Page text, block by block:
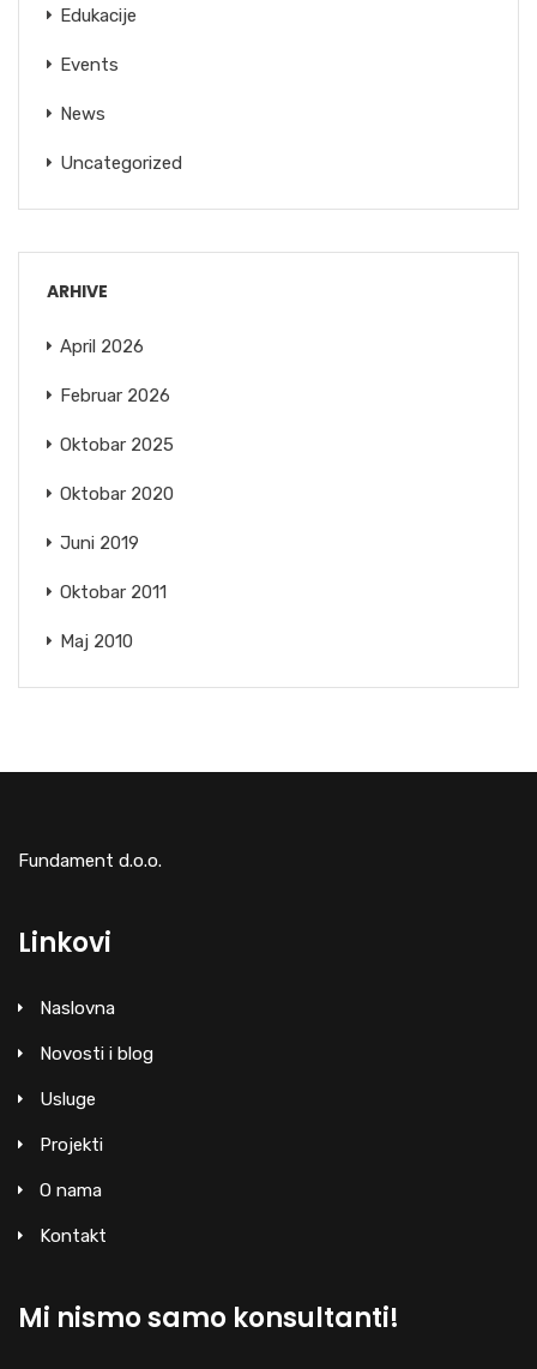
Edukacije
Events
News
Uncategorized
ARHIVE
April 2026
Februar 2026
Oktobar 2025
Oktobar 2020
Juni 2019
Oktobar 2011
Maj 2010
Fundament d.o.o.
Linkovi
Naslovna
Novosti i blog
Usluge
Projekti
O nama
Kontakt
Mi nismo samo konsultanti!